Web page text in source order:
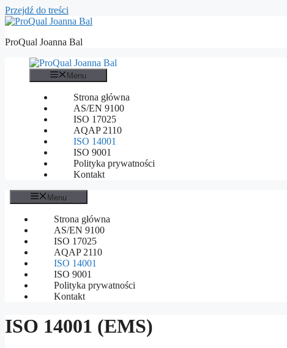
Przejdź do treści
ProQual Joanna Bal
Menu
Strona główna
AS/EN 9100
ISO 17025
AQAP 2110
ISO 14001
ISO 9001
Polityka prywatności
Kontakt
Menu
Strona główna
AS/EN 9100
ISO 17025
AQAP 2110
ISO 14001
ISO 9001
Polityka prywatności
Kontakt
ISO 14001 (EMS)